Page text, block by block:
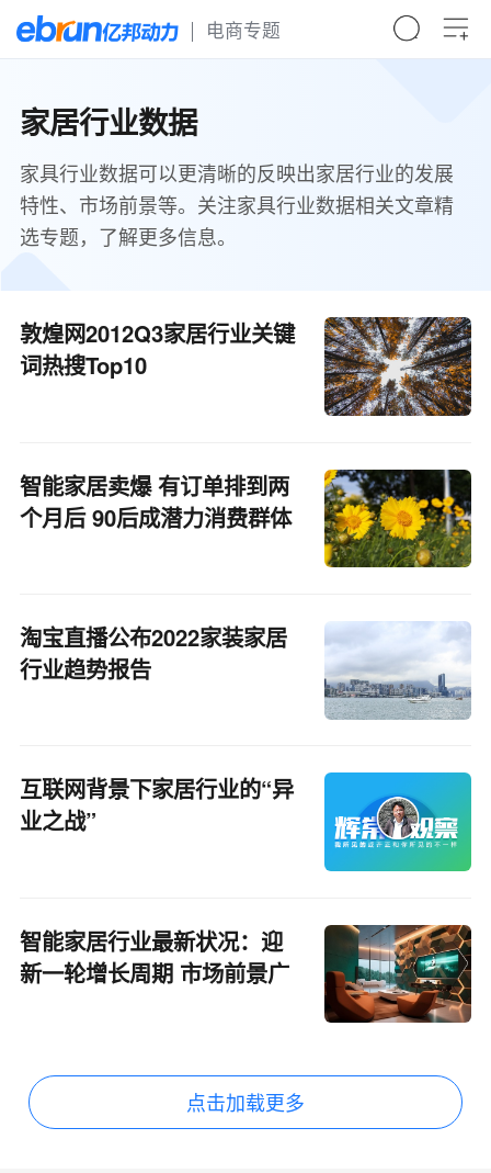
电商专题
家居行业数据
家具行业数据可以更清晰的反映出家居行业的发展
特性、市场前景等。关注家具行业数据相关文章精
选专题，了解更多信息。
敦煌网2012Q3家居行业关键
词热搜Top10
智能家居卖爆 有订单排到两
个月后 90后成潜力消费群体
淘宝直播公布2022家装家居
行业趋势报告
互联网背景下家居行业的“异
业之战”
智能家居行业最新状况：迎
新一轮增长周期 市场前景广
点击加载更多